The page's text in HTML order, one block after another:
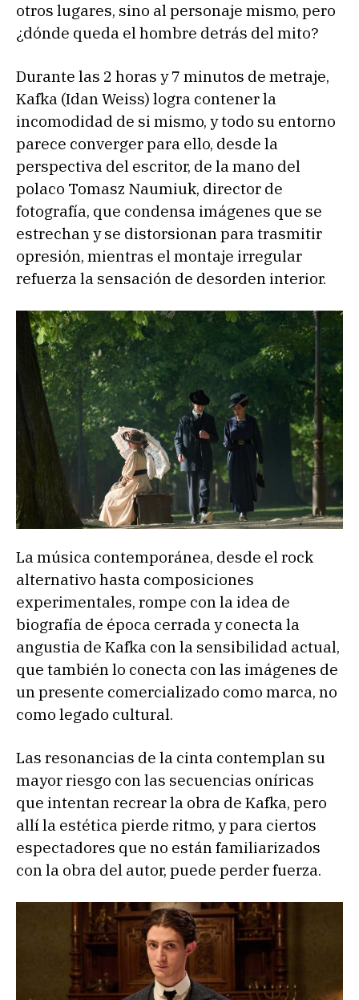
otros lugares, sino al personaje mismo, pero
¿dónde queda el hombre detrás del mito?
Durante las 2 horas y 7 minutos de metraje,
Kafka (Idan Weiss) logra contener la
incomodidad de si mismo, y todo su entorno
parece converger para ello, desde la
perspectiva del escritor, de la mano del
polaco Tomasz Naumiuk, director de
fotografía, que condensa imágenes que se
estrechan y se distorsionan para trasmitir
opresión, mientras el montaje irregular
refuerza la sensación de desorden interior.
La música contemporánea, desde el rock
alternativo hasta composiciones
experimentales, rompe con la idea de
biografía de época cerrada y conecta la
angustia de Kafka con la sensibilidad actual,
que también lo conecta con las imágenes de
un presente comercializado como marca, no
como legado cultural.
Las resonancias de la cinta contemplan su
mayor riesgo con las secuencias oníricas
que intentan recrear la obra de Kafka, pero
allí la estética pierde ritmo, y para ciertos
espectadores que no están familiarizados
con la obra del autor, puede perder fuerza.